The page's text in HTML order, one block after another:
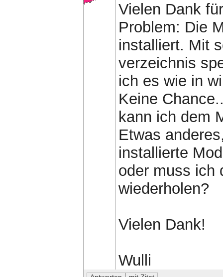
Vielen Dank
Problem: Die
installiert. Mit
verzeichnis
ich es wie in
Keine
kann ich dem
Etwas
installierte
oder muss ich
wiederholen?
Vielen Dank!
Wulli